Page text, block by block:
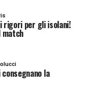
NEWS
rigori per gli isolani!
match
la